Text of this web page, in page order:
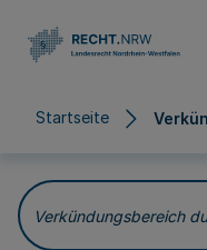
Startseite
Verkündungsbereich